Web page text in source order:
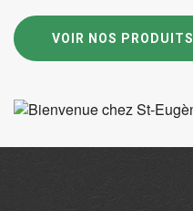
VOIR NOS PRODUITS